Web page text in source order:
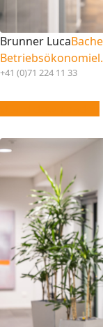
Brunner Luca
Betriebsökonomie
+41 (0)71 224 11 33